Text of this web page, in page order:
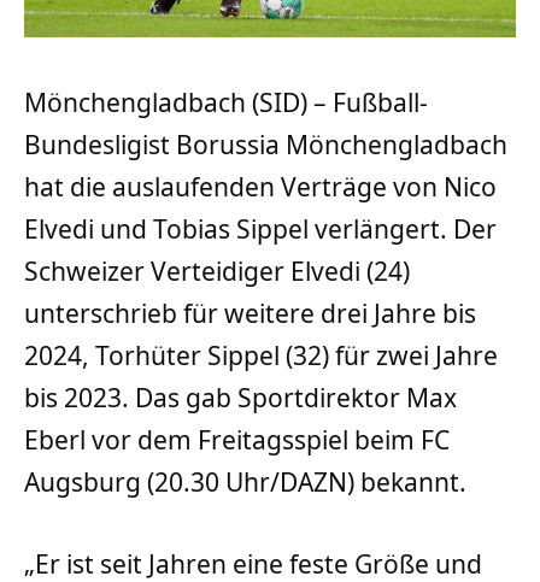
Mönchengladbach (SID) – Fußball-
Bundesligist Borussia Mönchengladbach
hat die auslaufenden Verträge von Nico
Elvedi und Tobias Sippel verlängert. Der
Schweizer Verteidiger Elvedi (24)
unterschrieb für weitere drei Jahre bis
2024, Torhüter Sippel (32) für zwei Jahre
bis 2023. Das gab Sportdirektor Max
Eberl vor dem Freitagsspiel beim FC
Augsburg (20.30 Uhr/DAZN) bekannt.
„Er ist seit Jahren eine feste Größe und